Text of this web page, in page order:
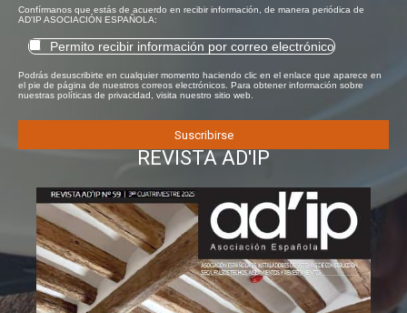
Confírmanos que estás de acuerdo en recibir información, de manera periódica de
AD'IP ASOCIACIÓN ESPAÑOLA:
Permito recibir información por correo electrónico
Podrás desuscribirte en cualquier momento haciendo clic en el enlace que aparece en
el pie de página de nuestros correos electrónicos. Para obtener información sobre
nuestras políticas de privacidad, visita nuestro sitio web.
REVISTA AD'IP